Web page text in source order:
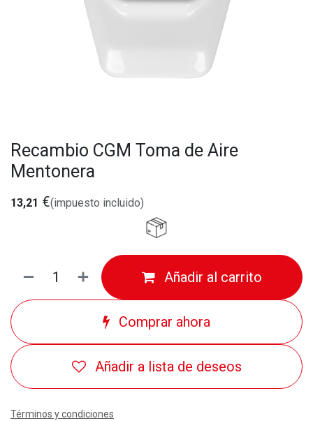
Recambio CGM Toma de Aire
Mentonera
13,21 €(impuesto incluido)
Añadir al carrito
Comprar ahora
Añadir a lista de deseos
Términos y condiciones